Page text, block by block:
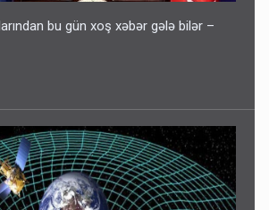
bu gün xoş xəbər gələ bilər –